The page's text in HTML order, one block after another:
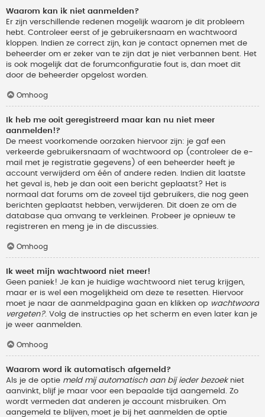
Waarom kan ik niet aanmelden?
Er zijn verschillende redenen mogelijk waarom je dit probleem
hebt. Controleer eerst of je gebruikersnaam en wachtwoord
kloppen. Indien ze correct zijn, kan je contact opnemen met de
beheerder om er zeker van te zijn dat je niet verbannen bent. Het
is ook mogelijk dat de forumconfiguratie fout is, dan moet dit
door de beheerder opgelost worden.
Omhoog
Ik heb me ooit geregistreerd maar kan nu niet meer
aanmelden!?
De meest voorkomende oorzaken hiervoor zijn: je gaf een
verkeerde gebruikersnaam of wachtwoord op (controleer de e-
mail met je registratie gegevens) of een beheerder heeft je
account verwijderd om één of andere reden. Indien dit laatste
het geval is, heb je dan ooit een bericht geplaatst? Het is
normaal dat forums om de zoveel tijd gebruikers, die nog geen
berichten geplaatst hebben, verwijderen. Dit doen ze om de
database qua omvang te verkleinen. Probeer je opnieuw te
registreren en meng je in de discussies.
Omhoog
Ik weet mijn wachtwoord niet meer!
Geen paniek! Je kan je huidige wachtwoord niet terug krijgen,
maar er is wel een mogelijkheid om deze te resetten. Hiervoor
moet je naar de aanmeldpagina gaan en klikken op wachtwoord
vergeten?. Volg de instructies op het scherm en even later kan je
je weer aanmelden.
Omhoog
Waarom word ik automatisch afgemeld?
Als je de optie meld mij automatisch aan bij ieder bezoekniet
aanvinkt, blijf je maar voor een bepaalde tijd aangemeld. Zo
wordt vermeden dat anderen je account misbruiken. Om
aangemeld te blijven, moet je bij het aanmelden de optie